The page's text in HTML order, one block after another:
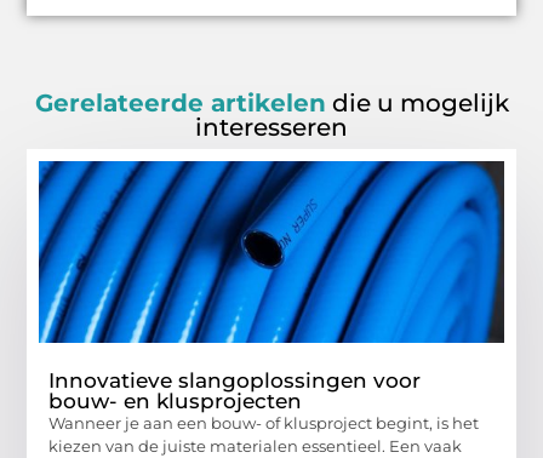
Gerelateerde artikelen die u mogelijk
interesseren
Innovatieve slangoplossingen voor
bouw- en klusprojecten
Wanneer je aan een bouw- of klusproject begint, is het
kiezen van de juiste materialen essentieel. Een vaak